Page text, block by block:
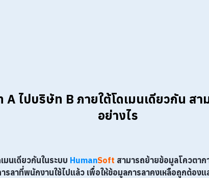
ไปบริษัท B ภายใต้โดเมนเดียวกัน สา
อย่างไร
นเดียวกันในระบบ HumanSoft สามารถย้ายข้อมูลโควตาก
รลาที่พนักงานใช้ไปแล้ว เพื่อให้ข้อมูลการลาคงเหลือถูกต้องแ